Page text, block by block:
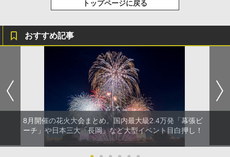
トップページに戻る
おすすめ記事
8月開催の花火大会まとめ。国内最大級2.4万発「幕張ビ
ーチ」や日本三大「長岡」など大型イベント目白押し！